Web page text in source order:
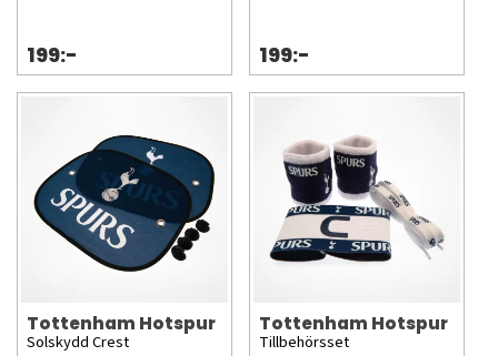
199:- 199:-
Tottenham Hotspur
Solskydd Crest
Tottenham Hotspur
Tillbehörsset